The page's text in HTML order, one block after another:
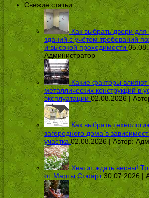
Свежие статьи
Как выбрать двери
зданий с учётом требований
и высокой проходимости
Администратор
Какие факторы
металлических конструкций в
эксплуатации 02.08.2026 |
Как выбрать
загородного дома в
участка 02.08.2026 | Автор:
Хватит ждать весны!
от Марты Стюарт 30.07.2026 |